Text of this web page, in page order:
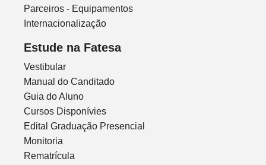
Parceiros - Equipamentos
Internacionalização
Estude na Fatesa
Vestibular
Manual do Canditado
Guia do Aluno
Cursos Disponívies
Edital Graduação Presencial
Monitoria
Rematrícula